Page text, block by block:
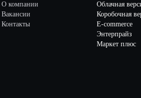
О компании
Вакансии
Контакты
Облачная
Коробочная
E-commerce
Энтерпрайз
Маркет плюс